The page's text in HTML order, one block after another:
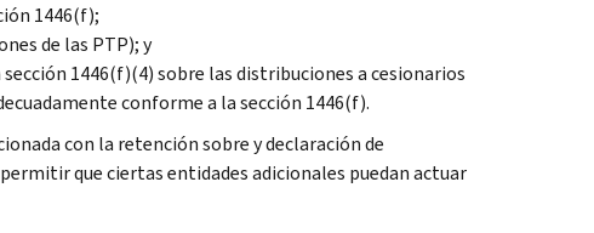
1446(f);
de las PTP); y
1446(f)(4) sobre las distribuciones a cesionarios
conforme a la sección 1446(f).
con la retención sobre y declaración de
que ciertas entidades adicionales puedan actuar